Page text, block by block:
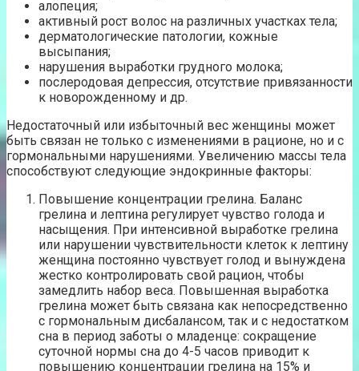
алопеция;
активный рост волос на различных участках тела;
дерматологические патологии, кожные
высыпания;
нарушения выработки грудного молока;
послеродовая депрессия, отсутствие привязанности
к новорожденному и др.
Недостаточный или избыточный вес женщины может
быть связан не только с изменениями в рационе, но и с
гормональными нарушениями. Увеличению массы тела
способствуют следующие эндокринные факторы:
Повышение концентрации грелина. Баланс
грелина и лептина регулирует чувство голода и
насыщения. При интенсивной выработке грелина
или нарушении чувствительности клеток к лептину
женщина постоянно чувствует голод и вынуждена
жестко контролировать свой рацион, чтобы
замедлить набор веса. Повышенная выработка
грелина может быть связана как непосредственно
с гормональным дисбалансом, так и с недостатком
сна в период заботы о младенце: сокращение
суточной нормы сна до 4-5 часов приводит к
повышению концентрации грелина на 15% и